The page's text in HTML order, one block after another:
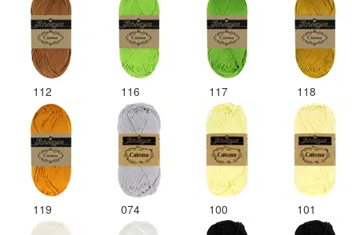
112 116 117 118
119 074 100 101